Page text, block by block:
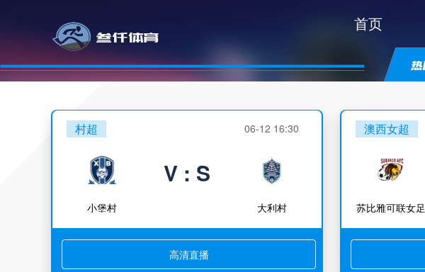
首页
村超 06-12 16:30
小堡村
V : S
大利村
高清直播
澳西女超
苏比雅可联女足